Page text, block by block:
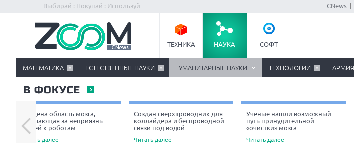
Выбирай : Покупай : Используй CNews
ТЕХНИКА НАУКА СОФТ
МАТЕМАТИКА ЕСТЕСТВЕННЫЕ НАУКИ ГУМАНИТАРНЫЕ НАУКИ ТЕХНОЛОГИИ АРМИЯ
В ФОКУСЕ
Найдена область мозга,
отвечающая за неприязнь
людей к роботам
Читать далее
Создан сверхпроводник для
коллайдера и беспроводной
связи под водой
Читать далее
Ученые нашли возможный
путь принудительной
«очистки» мозга
Читать далее